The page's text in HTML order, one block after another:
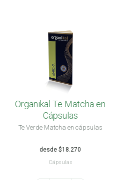
Organikal Te Matcha en
Cápsulas
Te Verde Matcha en cápsulas
desde $18.270
Cápsulas